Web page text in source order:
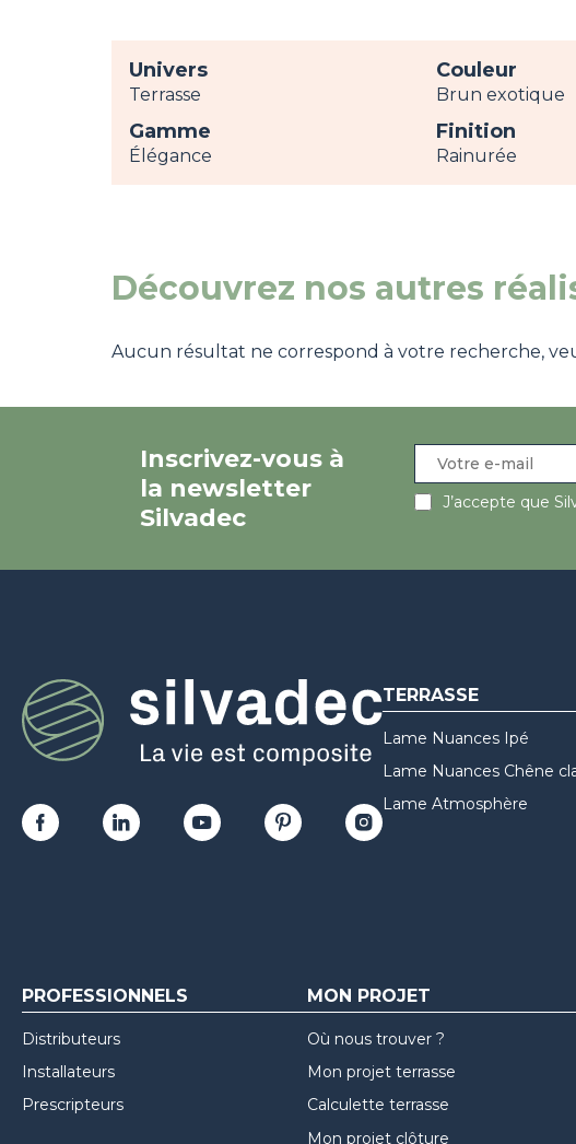
Univers
Terrasse
Gamme
Élégance
Couleur
Brun exotique
Finition
Rainurée
Découvrez nos autres
Aucun résultat ne correspond à votre recherche,
Inscrivez-vous à
la newsletter
Silvadec
J’accepte que
TERRASSE
Lame Nuances Ipé
Lame Nuances Chêne
Lame Atmosphère
PROFESSIONNELS
Distributeurs
Installateurs
Prescripteurs
MON PROJET
Où nous trouver ?
Mon projet terrasse
Calculette terrasse
Mon projet clôture